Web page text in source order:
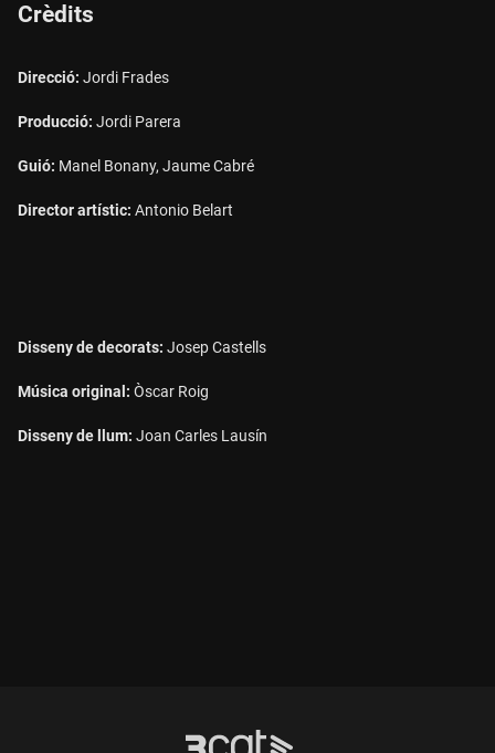
Crèdits
Direcció: Jordi Frades
Producció: Jordi Parera
Guió: Manel Bonany, Jaume Cabré
Director artístic: Antonio Belart
Disseny de decorats: Josep Castells
Música original: Òscar Roig
Disseny de llum: Joan Carles Lausín